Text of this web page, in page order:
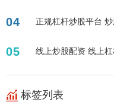
04 正规杠杆炒股平台
05 线上炒股配资 线上
标签列表